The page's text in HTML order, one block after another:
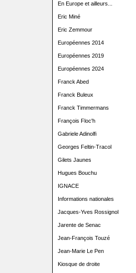
En Europe et ailleurs...
Eric Miné
Eric Zemmour
Européennes 2014
Européennes 2019
Européennes 2024
Franck Abed
Franck Buleux
Franck Timmermans
François Floc'h
Gabriele Adinolfi
Georges Feltin-Tracol
Gilets Jaunes
Hugues Bouchu
IGNACE
Informations nationales
Jacques-Yves Rossignol
Jarente de Senac
Jean-François Touzé
Jean-Marie Le Pen
Kiosque de droite